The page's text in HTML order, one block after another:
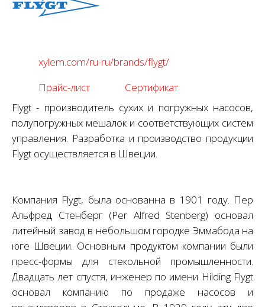
xylem.com/ru-ru/brands/flygt/
Прайс-лист
Сертификат
Flygt - производитель сухих и погружных насосов,
полупогружных мешалок и соответствующих систем
управления. Разработка и производство продукции
Flygt осуществляется в Швеции.
Компания Flygt, была основанна в 1901 году. Пер
Альфред Стенберг (Per Alfred Stenberg) основал
литейный завод в небольшом городке Эммабода на
юге Швеции. Основным продуктом компании были
пресс-формы для стекольной промышленности.
Двадцать лет спустя, инженер по имени Hilding Flygt
основал компанию по продаже насосов и